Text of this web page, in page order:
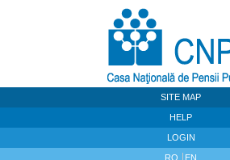
SITE MAP
HELP
LOGIN
RO EN